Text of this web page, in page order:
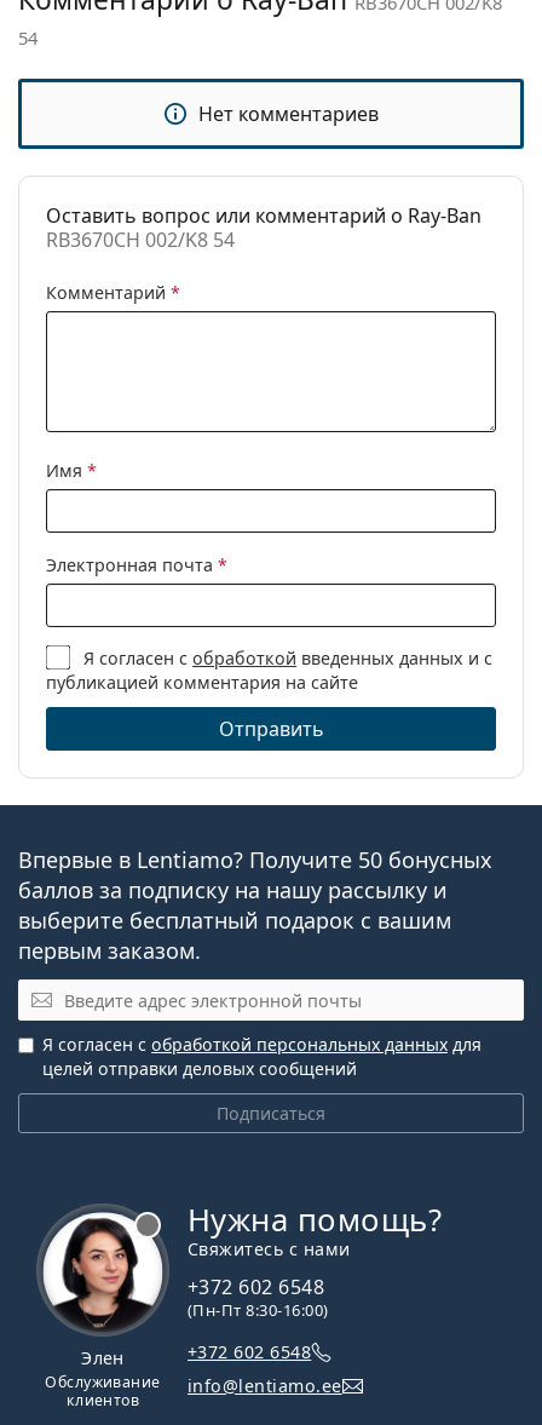
брендов.
Категория:
Солнцезащитные очки
Бренд:
RB3670CH 002/K8 54
54
Нет комментариев
Оставить вопрос или комментарий о Ray-Ban
RB3670CH 002/K8 54
Комментарий *
Имя *
Электронная почта *
Я согласен собработкой введенных данных и с
публикацией комментария на сайте
Отправить
Впервые в Lentiamo? Получите 50 бонусных
баллов за подписку на нашу рассылку и
выберите бесплатный подарок с вашим
первым заказом.
Электронная почта
Подписаться
Я согласен с обработкой персональных данных для
целей отправки деловых сообщений
Элен
Обслуживание
клиентов
Нужна помощь?
Свяжитесь с нами
+372 602 6548
(Пн-Пт 8:30-16:00)
+372 602 6548
info@lentiamo.ee